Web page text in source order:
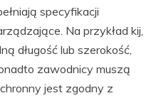
specyfikacji
Na przykład kij,
długość lub szerokość,
zawodnicy muszą
jest zgodny z